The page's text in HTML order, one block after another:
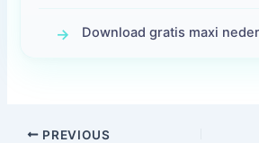
Download gratis maxi
PREVIOUS